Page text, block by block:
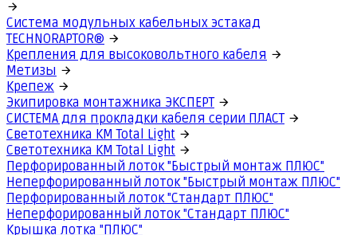
Система модульных кабельных эстакад
TECHNORAPTOR®
Крепления для высоковольтного кабеля
Метизы
Крепеж
Экипировка монтажника ЭКСПЕРТ
СИСТЕМА для прокладки кабеля серии ПЛАСТ
Светотехника КМ Total Light
Светотехника КМ Total Light
Перфорированный лоток "Быстрый монтаж ПЛЮС"
Неперфорированный лоток "Быстрый монтаж ПЛЮС"
Перфорированный лоток "Стандарт ПЛЮС"
Неперфорированный лоток "Стандарт ПЛЮС"
Крышка лотка "ПЛЮС"